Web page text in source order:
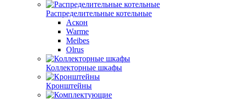
Распределительные котельные
Аскон
Warme
Meibes
Olrus
Коллекторные шкафы
Кронштейны